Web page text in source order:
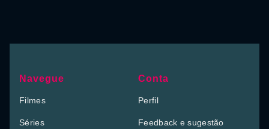
Navegue
Filmes
Séries
Conta
Perfil
Feedback e sugestão